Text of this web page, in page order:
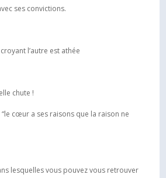
ses convictions.
l’autre est athée
chute !
cœur a ses raisons que la raison ne
lesquelles vous pouvez vous retrouver